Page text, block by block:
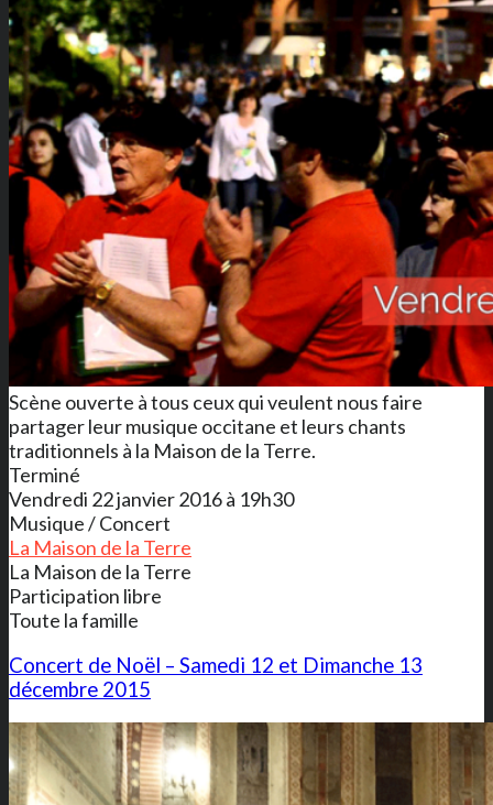
Scène ouverte à tous ceux qui veulent nous faire
partager leur musique occitane et leurs chants
traditionnels à la Maison de la Terre.
Terminé
Vendredi 22 janvier 2016 à 19h30
Musique / Concert
La Maison de la Terre
La Maison de la Terre
Participation libre
Toute la famille
Concert de Noël – Samedi 12 et Dimanche 13
décembre 2015